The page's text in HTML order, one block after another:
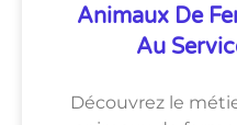
Animaux De
Au
Découvrez le